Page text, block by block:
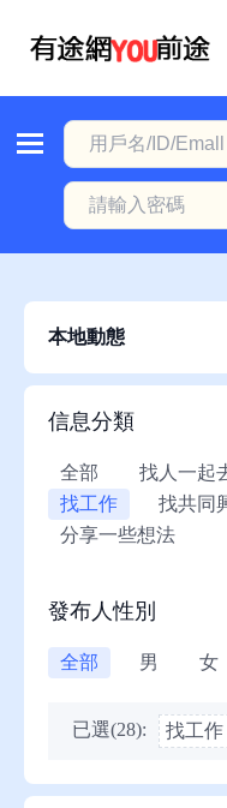
首
本
職
位
信
息
冊/
本地動態
信息分類
全部 找人一起
找工作
找共同
分享一些想法
發布人性別
全部 男 女
已選(28): 找工作